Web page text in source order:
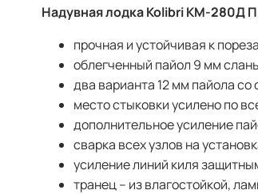
Надувная лодка Kolibri КМ-280Д
прочная и устойчивая к
облегченный пайол 9 мм
два варианта 12 мм пайола
место стыковки усилено по
дополнительное усиление
сварка всех узлов на
усиление линий киля
транец – из влагостойкой,